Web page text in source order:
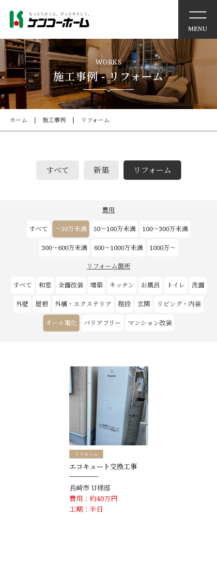
リノベーションモデルハウ
ス
アウトレット商品のご案内
リフォーム工事の流れ
見積もり依頼
施工事例
お客様の声
リフォーム
SDGs
企業情報
採用情報
WORKS
施工事例 - リフォーム
ホーム 施工事例 リフォーム
すべて 新築 リフォーム
費用
すべて ～50万未満 50～100万未満 100～300万未満
300～600万未満 600～1000万未満 1000万～
リフォーム箇所
すべて 和室 全面改装 増築 キッチン お風呂 トイレ 洗面
外壁 屋根 外構・エクステリア 階段 玄関 リビング・内装
オール電化 バリアフリー マンション改装
リフォーム
エコキュート交換工事
長崎市 U様邸
費用：約40万円
工期：半日